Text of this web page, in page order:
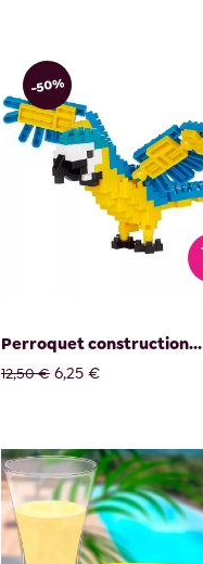
-50%
Perroquet construction...
12,50 € 6,25 €